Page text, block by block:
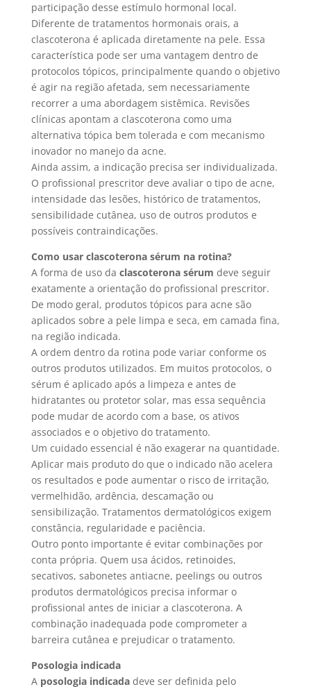
participação desse estímulo hormonal local.
Diferente de tratamentos hormonais orais, a
clascoterona é aplicada diretamente na pele. Essa
característica pode ser uma vantagem dentro de
protocolos tópicos, principalmente quando o objetivo
é agir na região afetada, sem necessariamente
recorrer a uma abordagem sistêmica. Revisões
clínicas apontam a clascoterona como uma
alternativa tópica bem tolerada e com mecanismo
inovador no manejo da acne.
Ainda assim, a indicação precisa ser individualizada.
O profissional prescritor deve avaliar o tipo de acne,
intensidade das lesões, histórico de tratamentos,
sensibilidade cutânea, uso de outros produtos e
possíveis contraindicações.
Como usar clascoterona sérum na rotina?
A forma de uso da clascoterona sérum deve seguir
exatamente a orientação do profissional prescritor.
De modo geral, produtos tópicos para acne são
aplicados sobre a pele limpa e seca, em camada fina,
na região indicada.
A ordem dentro da rotina pode variar conforme os
outros produtos utilizados. Em muitos protocolos, o
sérum é aplicado após a limpeza e antes de
hidratantes ou protetor solar, mas essa sequência
pode mudar de acordo com a base, os ativos
associados e o objetivo do tratamento.
Um cuidado essencial é não exagerar na quantidade.
Aplicar mais produto do que o indicado não acelera
os resultados e pode aumentar o risco de irritação,
vermelhidão, ardência, descamação ou
sensibilização. Tratamentos dermatológicos exigem
constância, regularidade e paciência.
Outro ponto importante é evitar combinações por
conta própria. Quem usa ácidos, retinoides,
secativos, sabonetes antiacne, peelings ou outros
produtos dermatológicos precisa informar o
profissional antes de iniciar a clascoterona. A
combinação inadequada pode comprometer a
barreira cutânea e prejudicar o tratamento.
Posologia indicada
A posologia indicadadeve ser definida pelo